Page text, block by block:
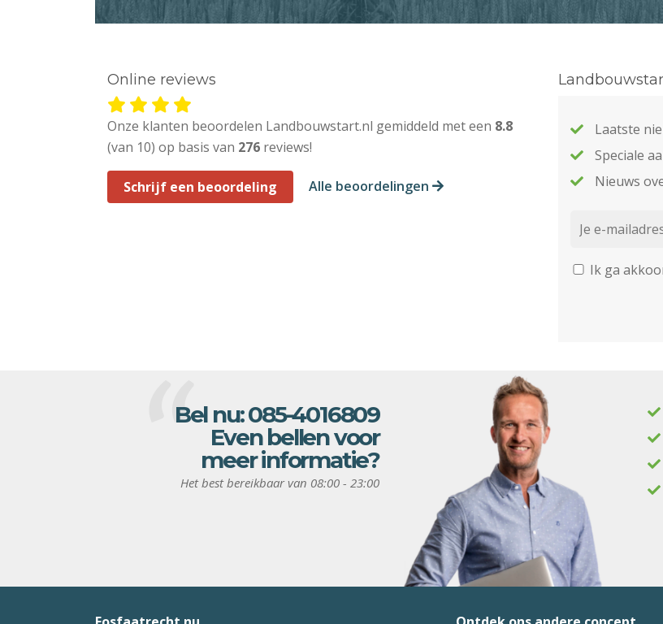
Online reviews
Onze klanten beoordelen Landbouwstart.nl gemiddeld met een 8.8
(van 10) op basis van 276 reviews!
Schrijf een beoordeling Alle beoordelingen
Laatste
Speciale
Nieuws
Ik ga
Bel nu:085-4016809
Even bellen voor
meer informatie?
Het best bereikbaar van 08:00 - 23:00